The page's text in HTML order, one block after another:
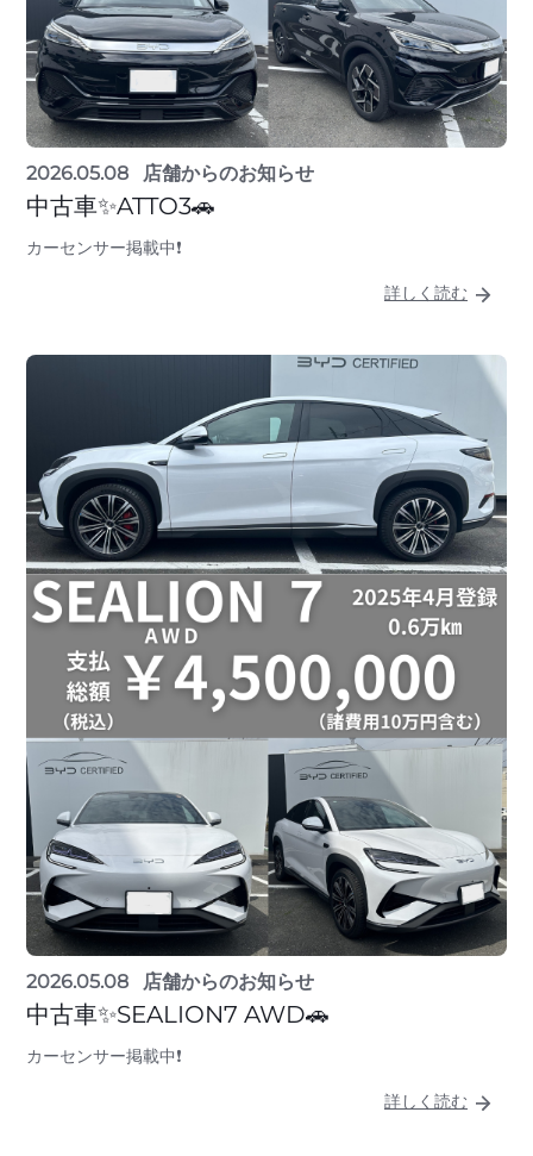
2026.05.08 店舗からのお知らせ
中古車✨ATTO3🚗
カーセンサー掲載中❗
詳しく読む
2026.05.08 店舗からのお知らせ
中古車✨SEALION7 AWD🚗
カーセンサー掲載中❗
詳しく読む